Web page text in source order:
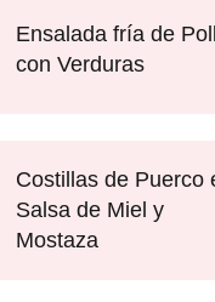
Ensalada fría de
con Verduras
Costillas de Puerco
Salsa de Miel y
Mostaza